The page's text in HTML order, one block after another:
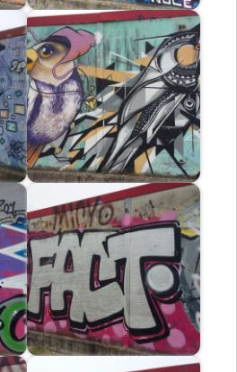
Immagine
Immagine
Immagine